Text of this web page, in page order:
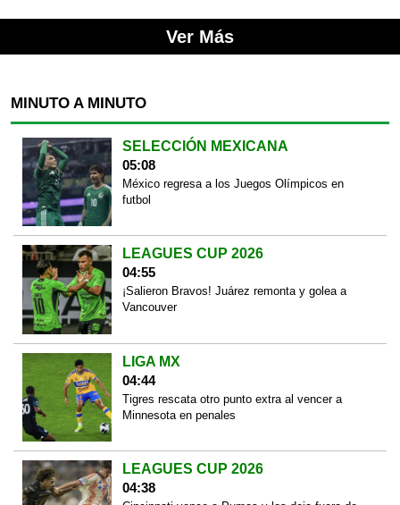
Ver Más
MINUTO A MINUTO
SELECCIÓN MEXICANA
05:08
México regresa a los Juegos Olímpicos en
futbol
LEAGUES CUP 2026
04:55
¡Salieron Bravos! Juárez remonta y golea a
Vancouver
LIGA MX
04:44
Tigres rescata otro punto extra al vencer a
Minnesota en penales
LEAGUES CUP 2026
04:38